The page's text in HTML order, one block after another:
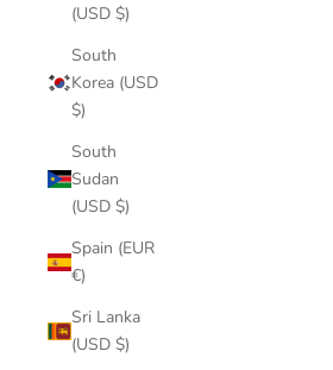
(USD $)
South
Korea (USD
$)
South
Sudan
(USD $)
Spain (EUR
€)
Sri Lanka
(USD $)